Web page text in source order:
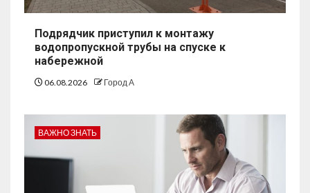
Подрядчик приступил к монтажу
водопропускной трубы на спуске к
набережной
06.08.2026 Город А
ВАЖНО ЗНАТЬ